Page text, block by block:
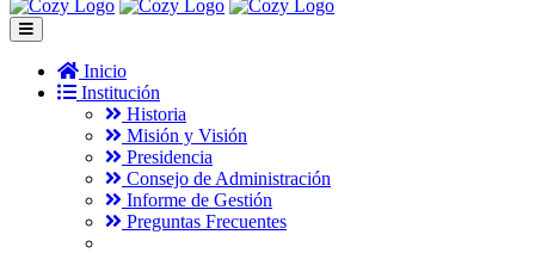
Inicio
Institución
Historia
Misión y Visión
Presidencia
Consejo de Administración
Informe de Gestión
Preguntas Frecuentes